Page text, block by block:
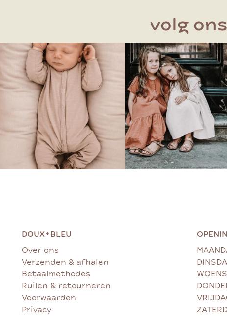
volg ons
DOUX• BLEU
Over ons
Verzenden & afhalen
Betaalmethodes
Ruilen & retourneren
Voorwaarden
Privacy